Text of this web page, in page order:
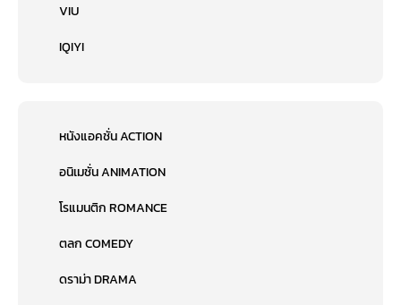
VIU
IQIYI
หนังแอคชั่น ACTION
อนิเมชั่น ANIMATION
โรแมนติก ROMANCE
ตลก COMEDY
ดราม่า DRAMA